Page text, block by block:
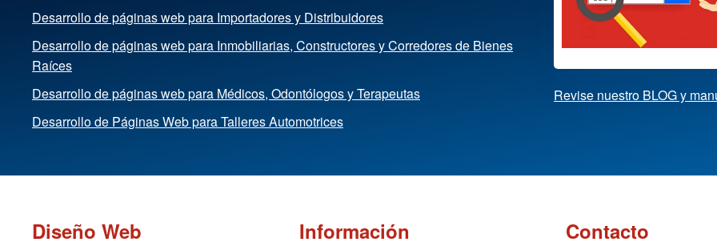
Desarrollo de páginas web para Importadores y Distribuidores
Desarrollo de páginas web para Inmobiliarias, Constructores y Corredores de Bienes
Raíces
Desarrollo de páginas web para Médicos, Odontólogos y Terapeutas
Desarrollo de Páginas Web para Talleres Automotrices
Revise nuestro BLOG y
Diseño Web Información Contacto